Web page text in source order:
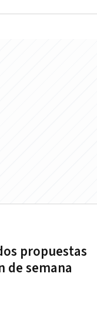
propuestas
de semana